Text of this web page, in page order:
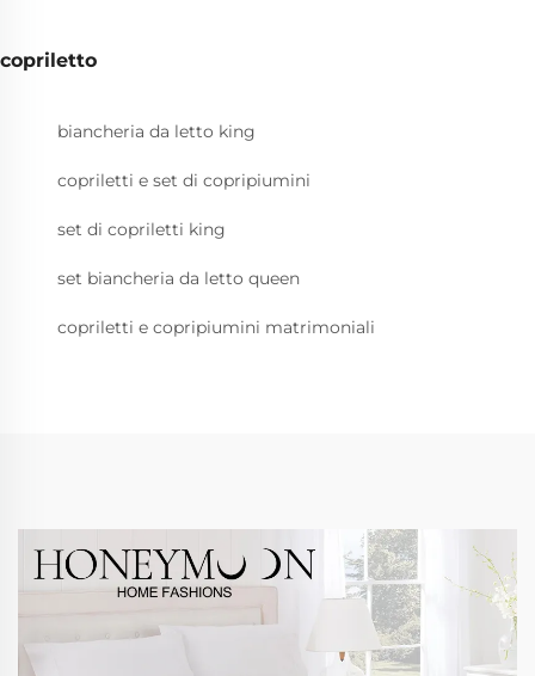
copriletto
biancheria da letto king
copriletti e set di copripiumini
set di copriletti king
set biancheria da letto queen
copriletti e copripiumini matrimoniali